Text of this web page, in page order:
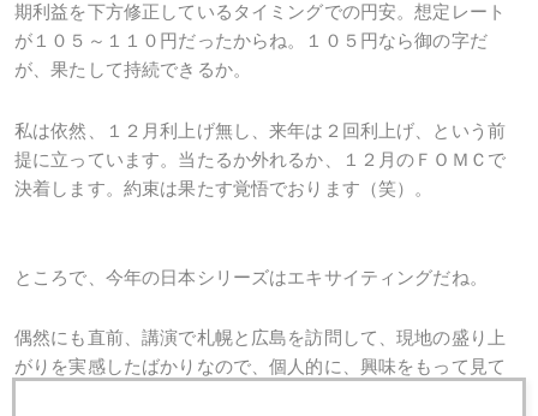
期利益を下方修正しているタイミングでの円安。想定レート
が１０５～１１０円だったからね。１０５円なら御の字だ
が、果たして持続できるか。
私は依然、１２月利上げ無し、来年は２回利上げ、という前
提に立っています。当たるか外れるか、１２月のＦＯＭＣで
決着します。約束は果たす覚悟でおります（笑）。
ところで、今年の日本シリーズはエキサイティングだね。
偶然にも直前、講演で札幌と広島を訪問して、現地の盛り上
がりを実感したばかりなので、個人的に、興味をもって見て